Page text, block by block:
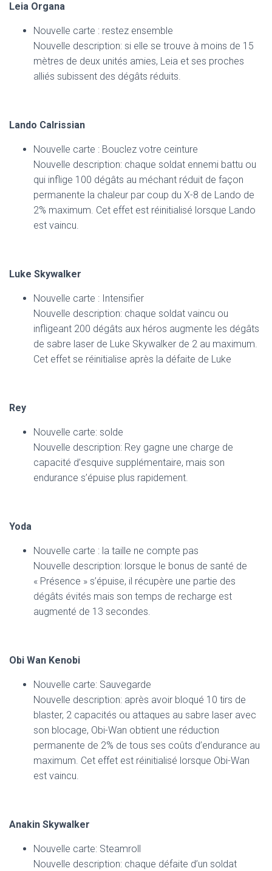
Leia Organa
Nouvelle carte : restez ensemble
Nouvelle description: si elle se trouve à moins de 15
mètres de deux unités amies, Leia et ses proches
alliés subissent des dégâts réduits.
Lando Calrissian
Nouvelle carte : Bouclez votre ceinture
Nouvelle description: chaque soldat ennemi battu ou
qui inflige 100 dégâts au méchant réduit de façon
permanente la chaleur par coup du X-8 de Lando de
2% maximum. Cet effet est réinitialisé lorsque Lando
est vaincu.
Luke Skywalker
Nouvelle carte : Intensifier
Nouvelle description: chaque soldat vaincu ou
infligeant 200 dégâts aux héros augmente les dégâts
de sabre laser de Luke Skywalker de 2 au maximum.
Cet effet se réinitialise après la défaite de Luke
Rey
Nouvelle carte: solde
Nouvelle description: Rey gagne une charge de
capacité d’esquive supplémentaire, mais son
endurance s’épuise plus rapidement.
Yoda
Nouvelle carte : la taille ne compte pas
Nouvelle description: lorsque le bonus de santé de
« Présence » s’épuise, il récupère une partie des
dégâts évités mais son temps de recharge est
augmenté de 13 secondes.
Obi Wan Kenobi
Nouvelle carte: Sauvegarde
Nouvelle description: après avoir bloqué 10 tirs de
blaster, 2 capacités ou attaques au sabre laser avec
son blocage, Obi-Wan obtient une réduction
permanente de 2% de tous ses coûts d’endurance au
maximum. Cet effet est réinitialisé lorsque Obi-Wan
est vaincu.
Anakin Skywalker
Nouvelle carte: Steamroll
Nouvelle description: chaque défaite d’un soldat